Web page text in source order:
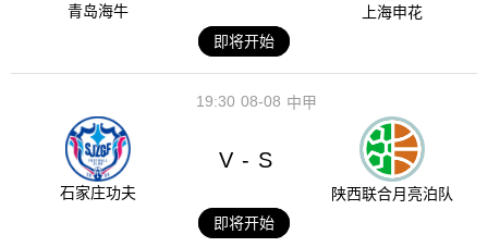
青岛海牛
上海申花
即将开始
08-08
19:30 中甲
石家庄功夫
V - S
陕西联合月亮泊队
即将开始